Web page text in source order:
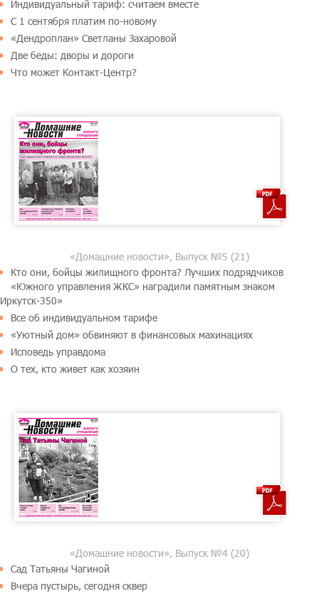
Индивидуальный тариф: считаем вместе
С 1 сентября платим по-новому
«Дендроплан» Светланы Захаровой
Две беды: дворы и дороги
Что может Контакт-Центр?
«Домашние новости», Выпуск №5 (21)
Кто они, бойцы жилищного фронта? Лучших подрядчиков
«Южного управления ЖКС» наградили памятным знаком
350»
Все об индивидуальном тарифе
«Уютный дом» обвиняют в финансовых махинациях
Исповедь управдома
О тех, кто живет как хозяин
«Домашние новости», Выпуск №4 (20)
Сад Татьяны Чагиной
Вчера пустырь, сегодня сквер